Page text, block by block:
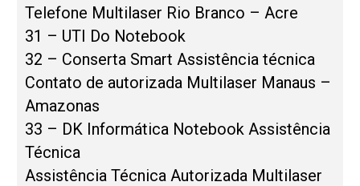
Telefone Multilaser Rio Branco – Acre
31 – UTI Do Notebook
32 – Conserta Smart Assistência técnica
Contato de autorizada Multilaser Manaus –
Amazonas
33 – DK Informática Notebook Assistência
Técnica
Assistência Técnica Autorizada Multilaser